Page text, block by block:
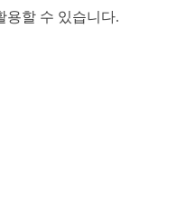
용할 수 있습니다.